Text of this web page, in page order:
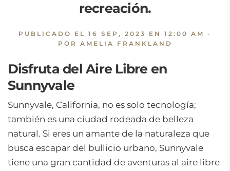
recreación.
PUBLICADO EL 16 SEP, 2023 EN 12:00 AM -
POR AMELIA FRANKLAND
Disfruta del Aire Libre en
Sunnyvale
Sunnyvale, California, no es solo tecnología;
también es una ciudad rodeada de belleza
natural. Si eres un amante de la naturaleza que
busca escapar del bullicio urbano, Sunnyvale
tiene una gran cantidad de aventuras al aire libre